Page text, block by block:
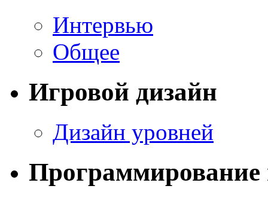
Интервью
Общее
Игровой дизайн
Дизайн уровней
Программирование